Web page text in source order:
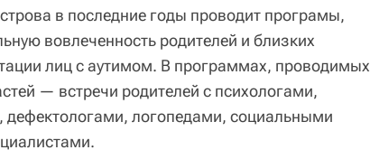
в последние годы проводит програмы,
вовлеченность родителей и близких
лиц с аутимом. В программах, проводимых
— встречи родителей с психологами,
дефектологами, логопедами, социальными